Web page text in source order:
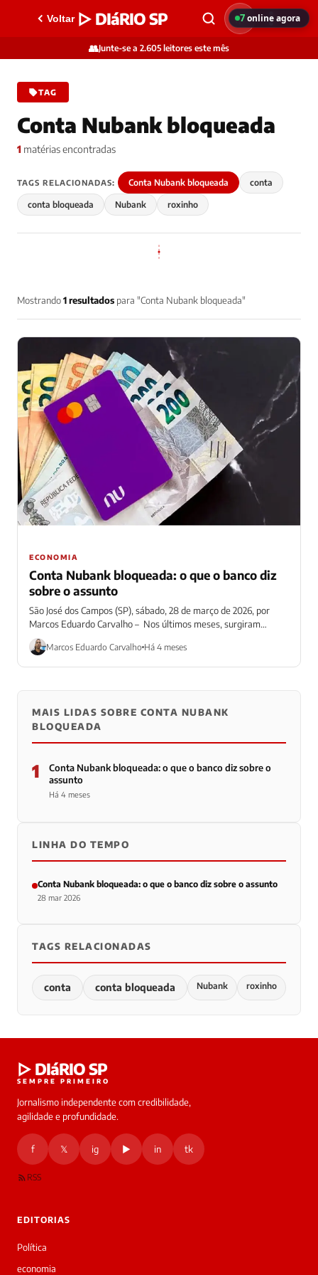
Voltar ▷ DIáRIO SP
👥Junte-se a 2.605 leitores este mês
TAG
Conta Nubank bloqueada
1 matérias encontradas
TAGS RELACIONADAS: Conta Nubank bloqueada conta
conta bloqueada Nubank roxinho
Mostrando1 resultados para "Conta Nubank bloqueada"
ECONOMIA
Conta Nubank bloqueada: o que o banco diz
sobre o assunto
São José dos Campos (SP), sábado, 28 de março de 2026, por
Marcos Eduardo Carvalho – Nos últimos meses, surgiram
muitos relatos...
Marcos Eduardo Carvalho Há 4 meses
MAIS LIDAS SOBRE CONTA NUBANK
BLOQUEADA
1
Conta Nubank bloqueada: o que o banco diz sobre o
assunto
Há 4 meses
LINHA DO TEMPO
Conta Nubank bloqueada: o que o banco diz sobre o assunto
28 mar 2026
TAGS RELACIONADAS
conta conta bloqueada Nubank roxinho
▷ DIáRIO SP
SEMPRE PRIMEIRO
Jornalismo independente com credibilidade,
agilidade e profundidade.
f 𝕏 ig ▶ in tk
RSS
EDITORIAS
Política
economia
7online agora